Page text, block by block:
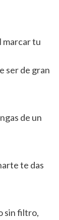
marcar tu
ser de gran
de un
te das
sin filtro,